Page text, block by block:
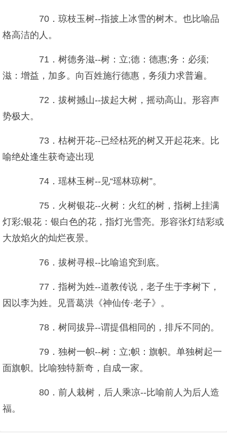
70．琼枝玉树--指披上冰雪的树木。也比喻品
格高洁的人。
71．树德务滋--树：立;德：德惠;务：必须;
滋：增益，加多。向百姓施行德惠，务须力求普遍。
72．拔树撼山--拔起大树，摇动高山。形容声
势极大。
73．枯树开花--已经枯死的树又开起花来。比
喻绝处逢生获奇迹出现
74．瑶林玉树--见“瑶林琼树”。
75．火树银花--火树：火红的树，指树上挂满
灯彩;银花：银白色的花，指灯光雪亮。形容张灯结彩或
大放焰火的灿烂夜景。
76．拔树寻根--比喻追究到底。
77．指树为姓--道教传说，老子生于李树下，
因以李为姓。见晋葛洪《神仙传·老子》。
78．树同拔异--谓提倡相同的，排斥不同的。
79．独树一帜--树：立;帜：旗帜。单独树起一
面旗帜。比喻独特新奇，自成一家。
80．前人栽树，后人乘凉--比喻前人为后人造
福。